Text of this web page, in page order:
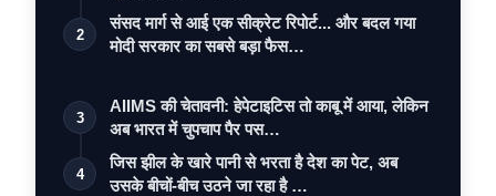
2
संसद मार्ग से आई एक सीक्रेट रिपोर्ट... और बदल गया
मोदी सरकार का सबसे बड़ा फैस…
3
AIIMS की चेतावनी: हेपेटाइटिस तो काबू में आया, लेकिन
अब भारत में चुपचाप पैर पस…
4
जिस झील के खारे पानी से भरता है देश का पेट, अब
उसके बीचों-बीच उठने जा रहा है …